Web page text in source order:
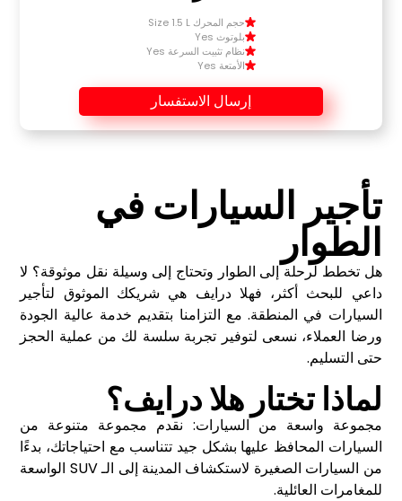
حجم المحرك Size 1.5 L
بلوتوث Yes
نظام تثبيت السرعة Yes
الأمتعة Yes
إرسال الاستفسار
تأجير السيارات في
الطوار
هل تخطط لرحلة إلى الطوار وتحتاج إلى وسيلة نقل موثوقة؟ لا
داعي للبحث أكثر، فهلا درايف هي شريكك الموثوق لتأجير
السيارات في المنطقة. مع التزامنا بتقديم خدمة عالية الجودة
ورضا العملاء، نسعى لتوفير تجربة سلسة لك من عملية الحجز
حتى التسليم.
لماذا تختار هلا درايف؟
مجموعة واسعة من السيارات: نقدم مجموعة متنوعة من
السيارات المحافظ عليها بشكل جيد تتناسب مع احتياجاتك، بدءًا
من السيارات الصغيرة لاستكشاف المدينة إلى الـ SUV الواسعة
للمغامرات العائلية.